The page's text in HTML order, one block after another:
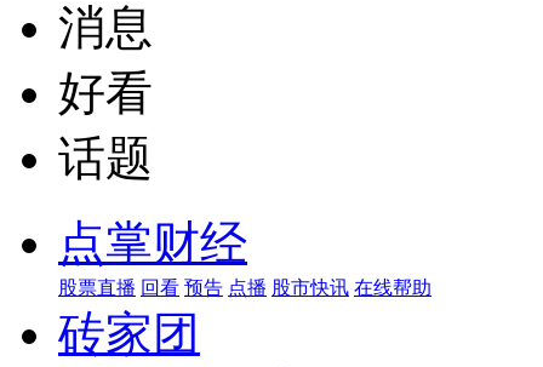
消息
好看
话题
点掌财经
股票直播 回看 预告 点播 股市快讯 在线帮助
砖家团